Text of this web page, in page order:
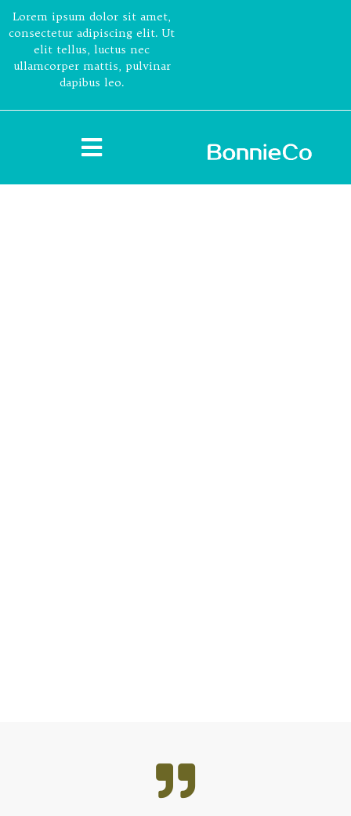
Lorem ipsum dolor sit amet,
consectetur adipiscing elit. Ut
elit tellus, luctus nec
ullamcorper mattis, pulvinar
dapibus leo.